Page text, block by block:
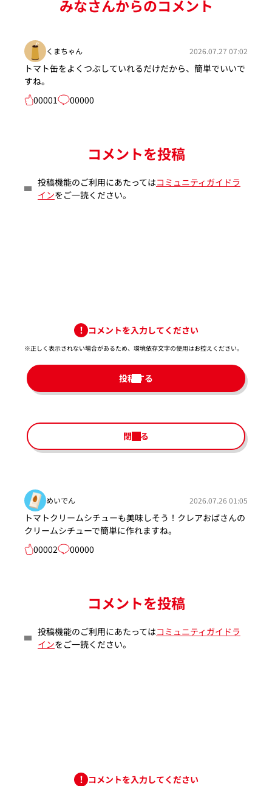
みなさんからのコメント
くまちゃん 2026.07.27 07:02
トマト缶をよくつぶしていれるだけだから、簡単でいいで
すね。
00001
00000
コメントを投稿
投稿機能のご利用にあたってはコミュニティガイドラ
インをご一読ください。
コメントを入力してください
※正しく表示されない場合があるため、環境依存文字の使用はお控えください。​
投稿する
閉じる
めいでん 2026.07.26 01:05
トマトクリームシチューも美味しそう！クレアおばさんの
クリームシチューで簡単に作れますね。
00002
00000
コメントを投稿
投稿機能のご利用にあたってはコミュニティガイドラ
インをご一読ください。
コメントを入力してください